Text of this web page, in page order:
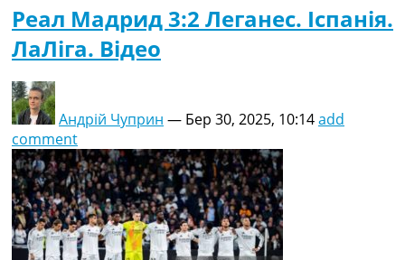
Реал Мадрид 3:2 Леганес. Іспанія.
ЛаЛіга. Відео
Андрій Чуприн — Бер 30, 2025, 10:14add
comment